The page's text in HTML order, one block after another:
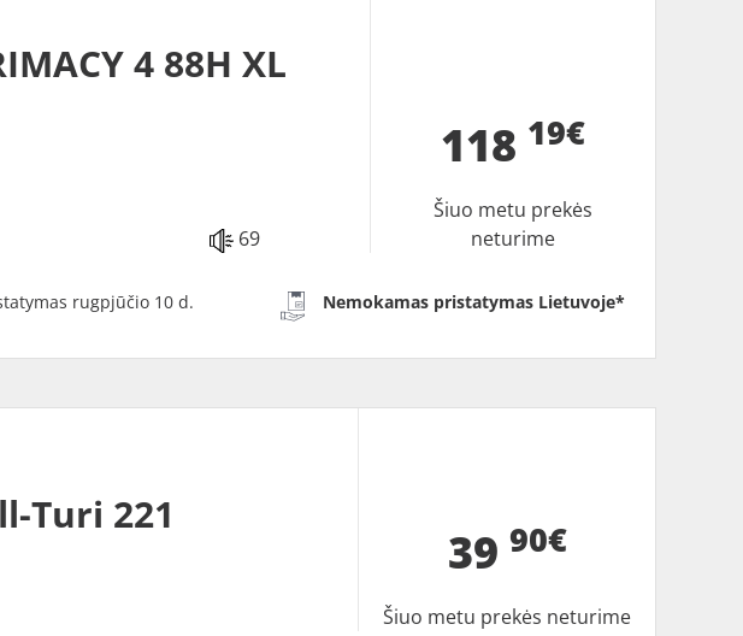
4 88H XL
69
118 19€
Šiuo metu prekės
neturime
rugpjūčio 10 d. Nemokamas pristatymas Lietuvoje*
Turi 221
39 90€
Šiuo metu prekės neturime